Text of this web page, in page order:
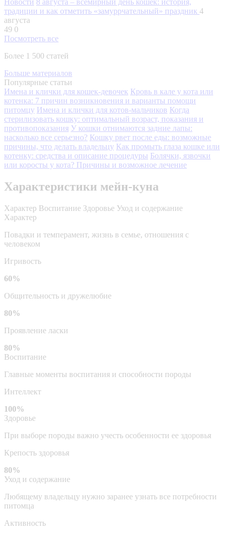
традиции и как отметить «замуррчательный» праздник 4
августа
49 0
Посмотреть все
Более 1 500 статей
Больше материалов
Популярные статьи
Имена и клички для кошек-девочек Кровь в кале у кота или
котенка: 7 причин возникновения и варианты помощи
питомцу Имена и клички для котов-мальчиков Когда
стерилизовать кошку: оптимальный возраст, показания и
противопоказания У кошки отнимаются задние лапы:
насколько все серьезно? Кошку рвет после еды: возможные
причины, что делать владельцу Как промыть глаза кошке или
котенку: средства и описание процедуры Болячки, язвочки
или коросты у кота? Причины и возможное лечение
Характеристики мейн-куна
Характер Воспитание Здоровье Уход и содержание
Характер
Повадки и темперамент, жизнь в семье, отношения с
человеком
Игривость
60%
Общительность и дружелюбие
80%
Проявление ласки
80%
Воспитание
Главные моменты воспитания и способности породы
Интеллект
100%
Здоровье
При выборе породы важно учесть особенности ее здоровья
Крепость здоровья
80%
Уход и содержание
Любящему владельцу нужно заранее узнать все потребности
питомца
Активность